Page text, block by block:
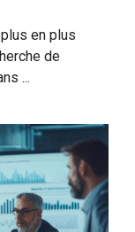
en plus
de
...